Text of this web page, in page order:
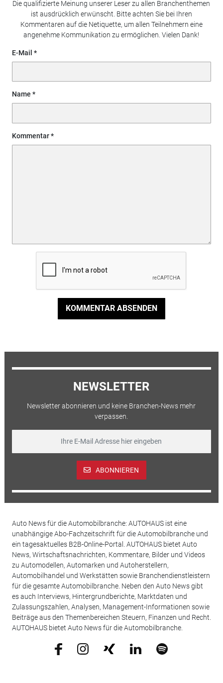
Die qualifizierte Meinung unserer Leser zu allen Branchenthemen
ist ausdrücklich erwünscht. Bitte achten Sie bei Ihren
Kommentaren auf die Netiquette, um allen Teilnehmern eine
angenehme Kommunikation zu ermöglichen. Vielen Dank!
E-Mail
Name
Kommentar
KOMMENTAR ABSENDEN
NEWSLETTER
Newsletter abonnieren und keine Branchen-News mehr
verpassen.
ABONNIEREN
Auto News für die Automobilbranche: AUTOHAUS ist eine
unabhängige Abo-Fachzeitschrift für die Automobilbranche und
ein tagesaktuelles B2B-Online-Portal. AUTOHAUS bietet Auto
News, Wirtschaftsnachrichten, Kommentare, Bilder und Videos
zu Automodellen, Automarken und Autoherstellern,
Automobilhandel und Werkstätten sowie Branchendienstleistern
für die gesamte Automobilbranche. Neben den Auto News gibt
es auch Interviews, Hintergrundberichte, Marktdaten und
Zulassungszahlen, Analysen, Management-Informationen sowie
Beiträge aus den Themenbereichen Steuern, Finanzen und Recht.
AUTOHAUS bietet Auto News für die Automobilbranche.